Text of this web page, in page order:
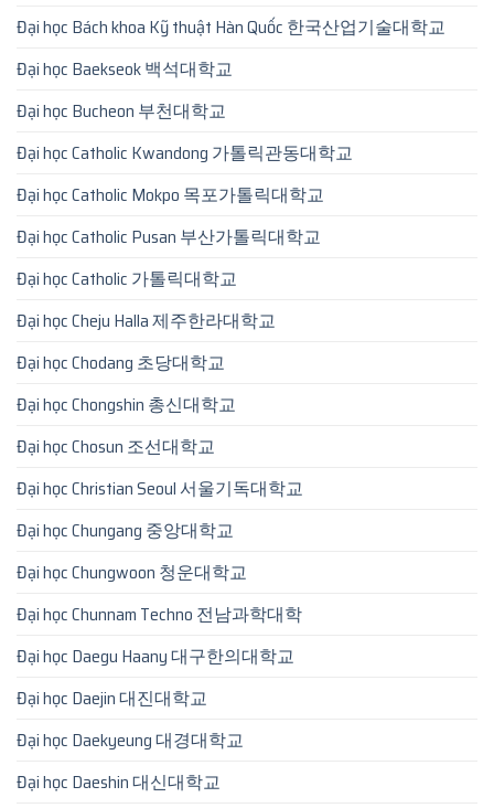
Đại học Bách khoa Kỹ thuật Hàn Quốc 한국산업기술대학교
Đại học Baekseok 백석대학교
Đại học Bucheon 부천대학교
Đại học Catholic Kwandong 가톨릭관동대학교
Đại học Catholic Mokpo 목포가톨릭대학교
Đại học Catholic Pusan 부산가톨릭대학교
Đại học Catholic 가톨릭대학교
Đại học Cheju Halla 제주한라대학교
Đại học Chodang 초당대학교
Đại học Chongshin 총신대학교
Đại học Chosun 조선대학교
Đại học Christian Seoul 서울기독대학교
Đại học Chungang 중앙대학교
Đại học Chungwoon 청운대학교
Đại học Chunnam Techno 전남과학대학
Đại học Daegu Haany 대구한의대학교
Đại học Daejin 대진대학교
Đại học Daekyeung 대경대학교
Đại học Daeshin 대신대학교